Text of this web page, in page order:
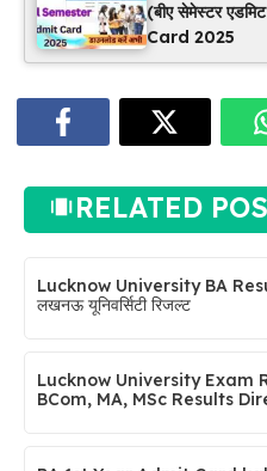
(बीए सेमेस्टर
Card 2025
RELATED
Lucknow University BA
लखनऊ यूनिवर्सिटी रिजल्ट
Lucknow University Exam
BCom, MA, MSc Results